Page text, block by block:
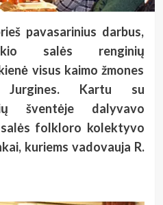
pavasarinius darbus,
salės renginių
visus kaimo žmones
Jurgines. Kartu su
šventėje dalyvavo
folkloro kolektyvo
kuriems vadovauja R.